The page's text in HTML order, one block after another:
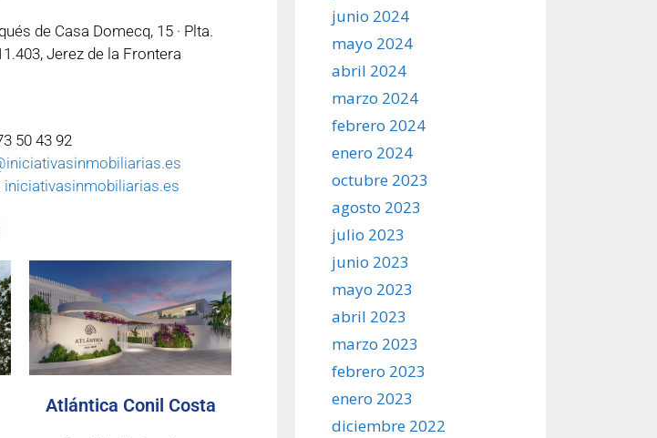
de Casa Domecq, 15 · Plta.
Jerez de la Frontera
50 43 92
iniciativasinmobiliarias.es
Atlántica Conil Costa
junio 2024
mayo 2024
abril 2024
marzo 2024
febrero 2024
enero 2024
octubre 2023
agosto 2023
julio 2023
junio 2023
mayo 2023
abril 2023
marzo 2023
febrero 2023
enero 2023
diciembre 2022